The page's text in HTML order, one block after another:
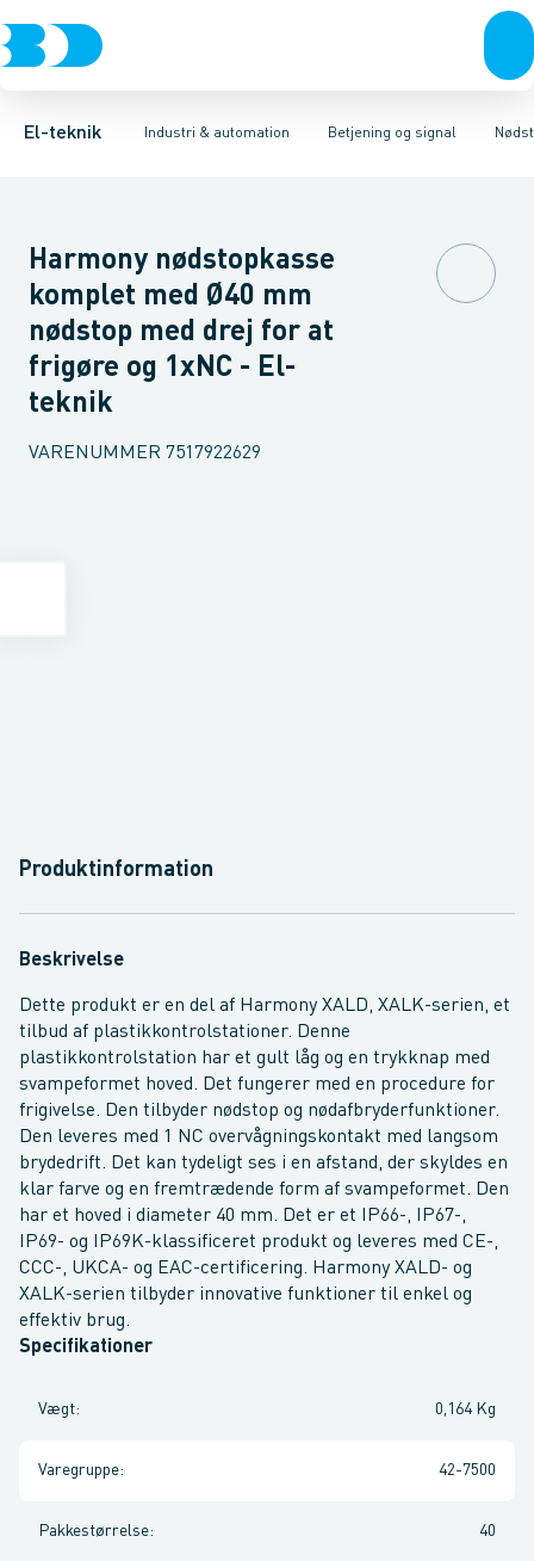
El-teknik Industri & automation
Afbrydere, stikkontakter & lampeudtagForgreningsmateriel
Betjening og signal
Industristiksystemer Frekvensomformere og softstartere
TrykknaphovedLystårn element, optiskTilslutningsmodul
Harmony nødstopkasse
komplet med Ø40 mm
nødstop med drej for at
frigøre og 1xNC - El-
teknik
VARENUMMER 7517922629
Produktinformation
Beskrivelse
Dette produkt er en del af Harmony XALD, XALK-serien, et
tilbud af plastikkontrolstationer. Denne
plastikkontrolstation har et gult låg og en trykknap med
svampeformet hoved. Det fungerer med en procedure for
frigivelse. Den tilbyder nødstop og nødafbryderfunktioner.
Den leveres med 1 NC overvågningskontakt med langsom
brydedrift. Det kan tydeligt ses i en afstand, der skyldes en
klar farve og en fremtrædende form af svampeformet. Den
har et hoved i diameter 40 mm. Det er et IP66-, IP67-,
IP69- og IP69K-klassificeret produkt og leveres med CE-,
CCC-, UKCA- og EAC-certificering. Harmony XALD- og
XALK-serien tilbyder innovative funktioner til enkel og
effektiv brug.
Specifikationer
Vægt: 0,164 Kg
Varegruppe: 42-7500
Pakkestørrelse: 40